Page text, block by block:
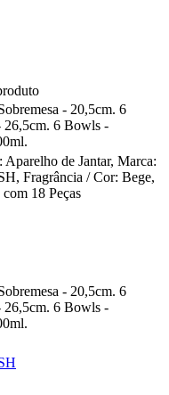
- 20,5cm. 6
26,5cm. 6 Bowls -
Aparelho de Jantar, Marca:
Fragrância / Cor: Bege,
18 Peças
- 20,5cm. 6
26,5cm. 6 Bowls -